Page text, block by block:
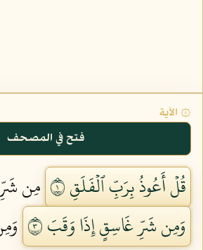
۞ الآية
فتح في المصحف
قُلۡ أَعُوذُ بِرَبِّ ٱلۡفَلَقِ ١
مِن
وَمِن شَرِّ غَاسِقٍ إِذَا وَقَبَ ٣